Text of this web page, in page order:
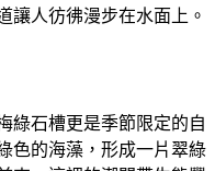
讓人彷彿漫步在水面上。
綠石槽更是季節限定的自
色的海藻，形成一片翠綠